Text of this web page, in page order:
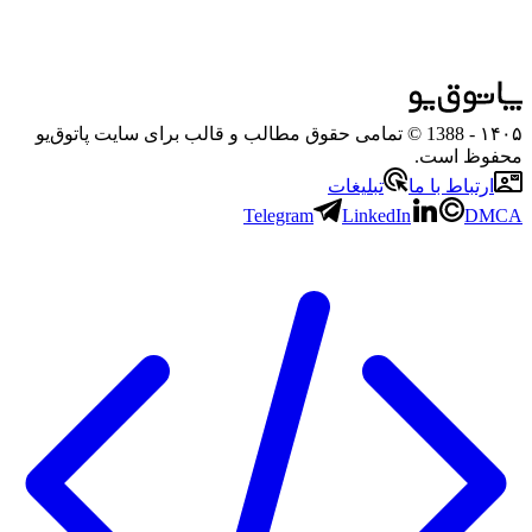
۱۴۰۵
- 1388 © تمامی حقوق مطالب و قالب برای سایت پاتوق‌یو
محفوظ است.
ارتباط با ما
تبلیغات
Telegram
LinkedIn DMCA